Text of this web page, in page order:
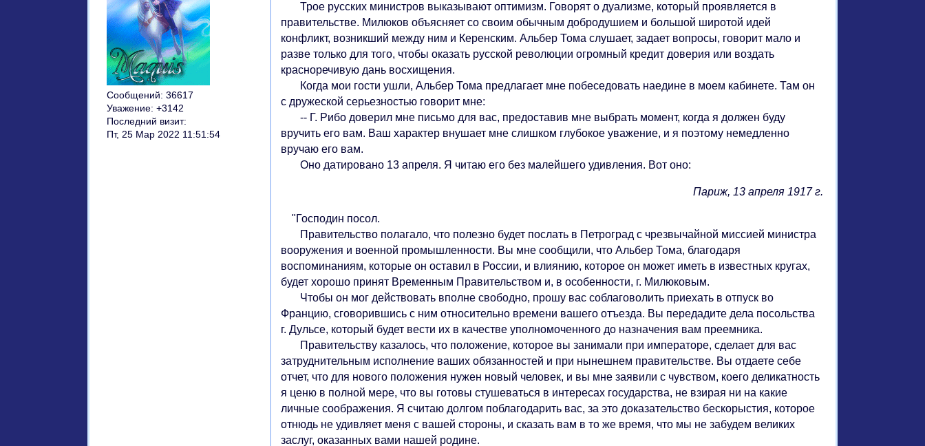
Сообщений: 36617
Уважение: +3142
Последний визит:
Пт, 25 Мар 2022 11:51:54
Трое русских министров выказывают оптимизм. Говорят о дуализме, который проявляется в
правительстве. Милюков объясняет со своим обычным добродушием и большой широтой идей
конфликт, возникший между ним и Керенским. Альбер Тома слушает, задает вопросы, говорит мало и
разве только для того, чтобы оказать русской революции огромный кредит доверия или воздать
красноречивую дань восхищения.
Когда мои гости ушли, Альбер Тома предлагает мне побеседовать наедине в моем кабинете. Там он
с дружеской серьезностью говорит мне:
-- Г. Рибо доверил мне письмо для вас, предоставив мне выбрать момент, когда я должен буду
вручить его вам. Ваш характер внушает мне слишком глубокое уважение, и я поэтому немедленно
вручаю его вам.
Оно датировано 13 апреля. Я читаю его без малейшего удивления. Вот оно:
Париж, 13 апреля 1917 г.
"Господин посол.
Правительство полагало, что полезно будет послать в Петроград с чрезвычайной миссией министра
вооружения и военной промышленности. Вы мне сообщили, что Альбер Тома, благодаря
воспоминаниям, которые он оставил в России, и влиянию, которое он может иметь в известных кругах,
будет хорошо принят Временным Правительством и, в особенности, г. Милюковым.
Чтобы он мог действовать вполне свободно, прошу вас соблаговолить приехать в отпуск во
Францию, сговорившись с ним относительно времени вашего отъезда. Вы передадите дела посольства
г. Дульсе, который будет вести их в качестве уполномоченного до назначения вам преемника.
Правительству казалось, что положение, которое вы занимали при императоре, сделает для вас
затруднительным исполнение ваших обязанностей и при нынешнем правительстве. Вы отдаете себе
отчет, что для нового положения нужен новый человек, и вы мне заявили с чувством, коего деликатность
я ценю в полной мере, что вы готовы стушеваться в интересах государства, не взирая ни на какие
личные соображения. Я считаю долгом поблагодарить вас, за это доказательство бескорыстия, которое
отнюдь не удивляет меня с вашей стороны, и сказать вам в то же время, что мы не забудем великих
заслуг, оказанных вами нашей родине.